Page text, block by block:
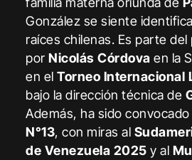
González se siente
raíces chilenas. Es parte
porNicolás Córdova en la
en elTorneo Internacional
bajo la dirección técnica de
Además, ha sido convocado
N°13, con miras al
de Venezuela 2025 y al